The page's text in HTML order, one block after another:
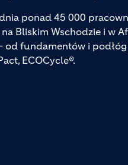
ponad 45 000
Bliskim Wschodzie i w
fundamentów i
ECOCycle®.